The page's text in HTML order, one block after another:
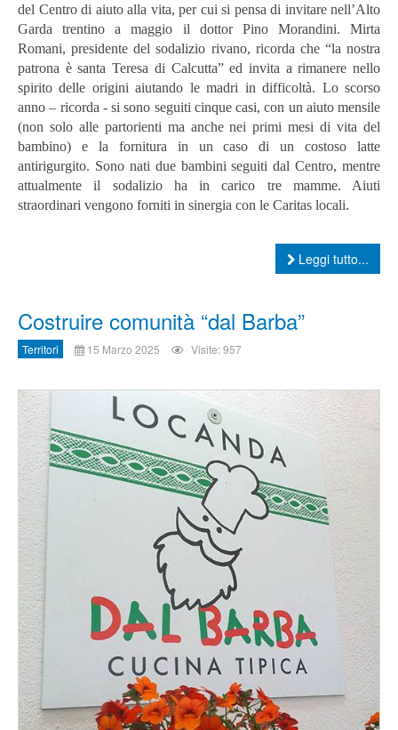
del Centro di aiuto alla vita, per cui si pensa di invitare nell’Alto
Garda trentino a maggio il dottor Pino Morandini. Mirta
Romani, presidente del sodalizio rivano, ricorda che “la nostra
patrona è santa Teresa di Calcutta” ed invita a rimanere nello
spirito delle origini aiutando le madri in difficoltà. Lo scorso
anno – ricorda - si sono seguiti cinque casi, con un aiuto mensile
(non solo alle partorienti ma anche nei primi mesi di vita del
bambino) e la fornitura in un caso di un costoso latte
antirigurgito. Sono nati due bambini seguiti dal Centro, mentre
attualmente il sodalizio ha in carico tre mamme. Aiuti
straordinari vengono forniti in sinergia con le Caritas locali.
Leggi tutto...
Costruire comunità “dal Barba”
Territori 15 Marzo 2025 Visite: 957